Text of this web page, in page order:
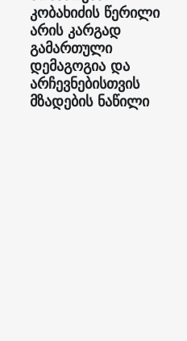
კობახიძის წერილი
არის კარგად
გამართული
დემაგოგია და
არჩევნებისთვის
მზადების ნაწილი